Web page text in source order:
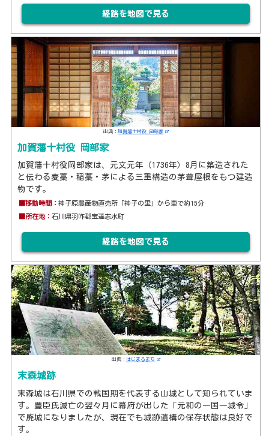
経路を地図で見る
出典： 加賀藩十村役 岡部家
加賀藩十村役 岡部家
加賀藩十村役岡部家は、元文元年（1736年）8月に築造された
と伝わる麦藁・稲藁・茅による三重構造の茅葺屋根をもつ建造
物です。
■移動時間：神子原農産物直売所「神子の里」から車で約15分
■所在地：石川県羽咋郡宝達志水町
経路を地図で見る
出典： はじまるまち
末森城跡
末森城は石川県での戦国期を代表する山城として知られていま
す。豊臣氏滅亡の翌々月に幕府が出した「元和の一国一城令」
で廃城になりましたが、現在でも城跡遺構の保存状態は良好で
す。